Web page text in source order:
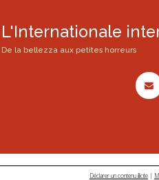
L'Internationale
De la bellezza aux petites horreurs
Déclarer un contenu illicite |